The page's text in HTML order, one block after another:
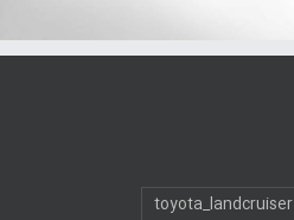
toyota_landcruiser